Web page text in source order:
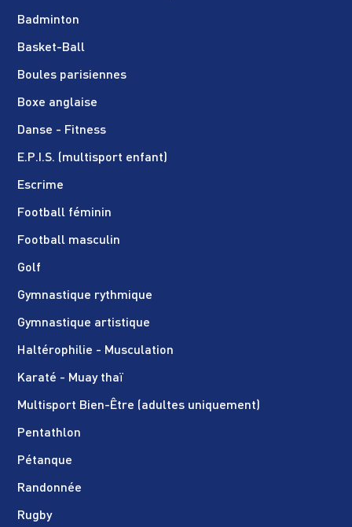
Badminton
Basket-Ball
Boules parisiennes
Boxe anglaise
Danse - Fitness
E.P.I.S. (multisport enfant)
Escrime
Football féminin
Football masculin
Golf
Gymnastique rythmique
Gymnastique artistique
Haltérophilie - Musculation
Karaté - Muay thaï
Multisport Bien-Être (adultes uniquement)
Pentathlon
Pétanque
Randonnée
Rugby